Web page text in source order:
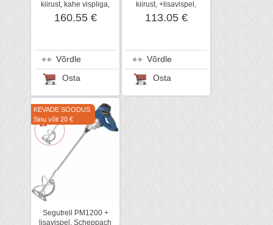
kiirust, kahe vispliga,
Scheppach
160.55 €
Võrdle
Osta
kiirust, +lisavispel,
Scheppach
113.05 €
Võrdle
Osta
KEVADE SOODUS
Sinu võit 20 €
Segutrell PM1200 +
lisavispel, Scheppach